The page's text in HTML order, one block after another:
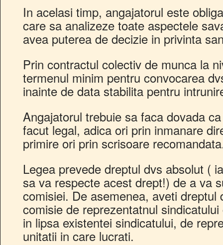
In acelasi timp, angajatorul este
care sa analizeze toate aspectele
avea puterea de decizie in privinta
Prin contractul colectiv de munca la
termenul minim pentru convocarea
inainte de data stabilita pentru
Angajatorul trebuie sa faca dovada
facut legal, adica ori prin inmanare
primire ori prin scrisoare
Legea prevede dreptul dvs absolut (
sa va respecte acest drept!) de a va
comisiei. De asemenea, aveti dreptul
comisie de reprezentatnul
in lipsa existentei sindicatului, de
unitatii in care lucrati.